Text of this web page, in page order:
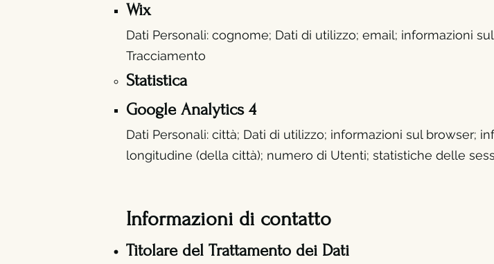
Wix
Dati Personali: cognome; Dati di utilizzo; email; informazioni
Tracciamento
Statistica
Google Analytics 4
Dati Personali: città; Dati di utilizzo; informazioni sul browser;
longitudine (della città); numero di Utenti; statistiche delle
Informazioni di contatto
Titolare del Trattamento dei Dati